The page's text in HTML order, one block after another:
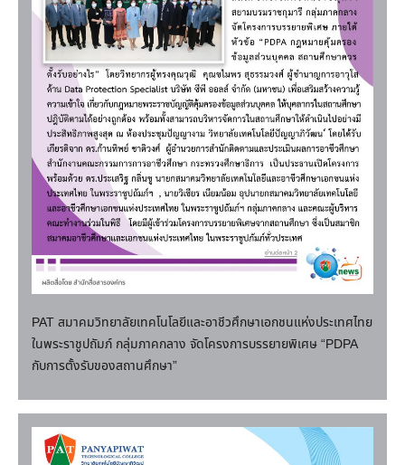
PAT สมาคมวิทยาลัยเทคโนโลยีและอาชีวศึกษาเอกชนแห่งประเทศไทย
ในพระราชูปถัมภ์ กลุ่มภาคกลาง จัดโครงการบรรยายพิเศษ “PDPA
กับการตั้งรับของสถานศึกษา”